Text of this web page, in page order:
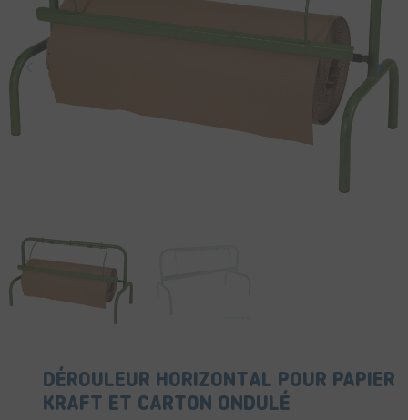
Précédent
keyboard_arrow_left keyboard_arrow_right
DÉROULEUR HORIZONTAL POUR PAPIER
KRAFT ET CARTON ONDULÉ